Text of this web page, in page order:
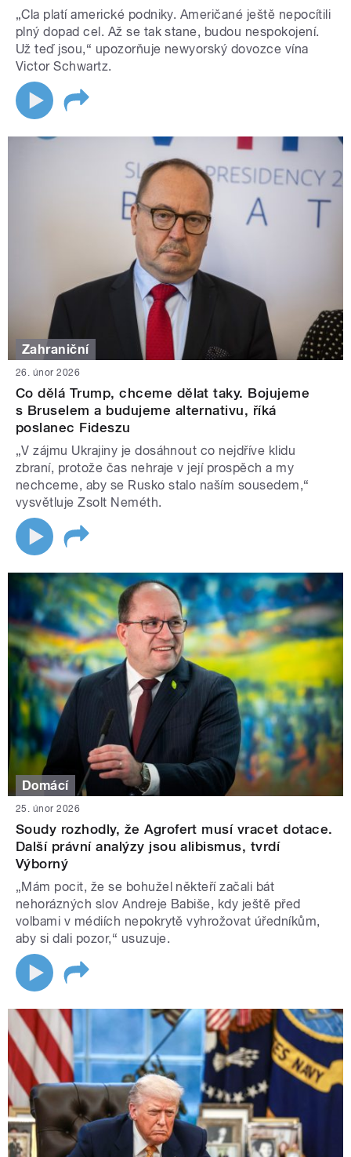
„Cla platí americké podniky. Američané ještě nepocítili
plný dopad cel. Až se tak stane, budou nespokojení.
Už teď jsou,“ upozorňuje newyorský dovozce vína
Victor Schwartz.
Zahraniční
26. únor 2026
Co dělá Trump, chceme dělat taky. Bojujeme
s Bruselem a budujeme alternativu, říká
poslanec Fideszu
„V zájmu Ukrajiny je dosáhnout co nejdříve klidu
zbraní, protože čas nehraje v její prospěch a my
nechceme, aby se Rusko stalo naším sousedem,“
vysvětluje Zsolt Neméth.
Domácí
25. únor 2026
Soudy rozhodly, že Agrofert musí vracet dotace.
Další právní analýzy jsou alibismus, tvrdí
Výborný
„Mám pocit, že se bohužel někteří začali bát
nehorázných slov Andreje Babiše, kdy ještě před
volbami v médiích nepokrytě vyhrožovat úředníkům,
aby si dali pozor,“ usuzuje.